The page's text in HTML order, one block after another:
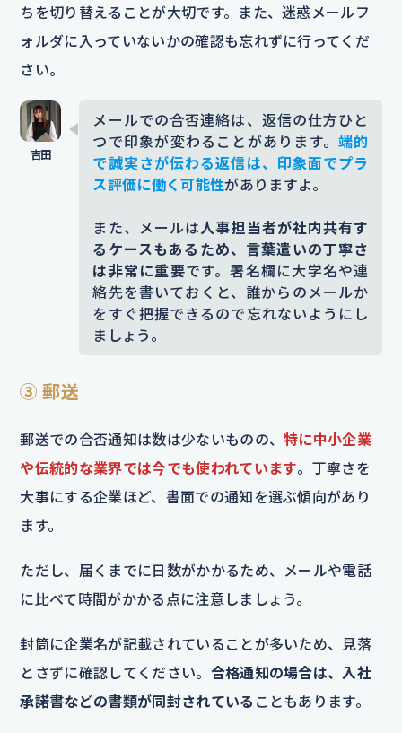
ちを切り替えることが大切です。また、迷惑メールフ
ォルダに入っていないかの確認も忘れずに行ってくだ
さい。
メールでの合否連絡は、返信の仕方ひと
つで印象が変わることがあります。端的
で誠実さが伝わる返信は、印象面でプラ
ス評価に働く可能性がありますよ。
また、メールは 人事担当者が社内共有す
るケースもあるため、言葉遣いの丁寧さ
は非常に重要です。署名欄に大学名や連
絡先を書いておくと、誰からのメールか
をすぐ把握できるので忘れないようにし
ましょう。
③ 郵送
郵送での合否通知は数は少ないものの、特に中小企業
や伝統的な業界では今でも使われています。丁寧さを
大事にする企業ほど、書面での通知を選ぶ傾向があり
ます。
ただし、届くまでに日数がかかるため、メールや電話
に比べて時間がかかる点に注意しましょう。
封筒に企業名が記載されていることが多いため、見落
とさずに確認してください。 合格通知の場合は、入社
承諾書などの書類が同封されている こともあります。